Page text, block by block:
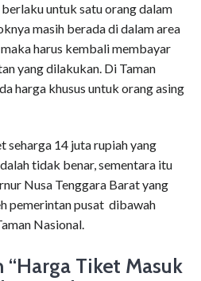
untuk satu orang dalam
masih berada di dalam area
harus kembali membayar
yang dilakukan. Di Taman
harga khusus untuk orang asing
seharga 14 juta rupiah yang
tidak benar, sementara itu
Nusa Tenggara Barat yang
pemerintan pusat dibawah
Nasional.
“Harga Tiket Masuk